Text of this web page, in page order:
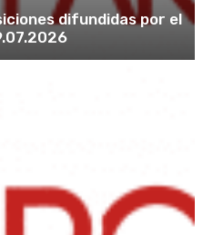
difundidas por el